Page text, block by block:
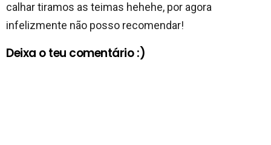
calhar tiramos as teimas hehehe, por agora
infelizmente não posso recomendar!
Deixa o teu comentário :)